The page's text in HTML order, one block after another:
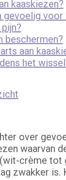
kaaskiezen?
gevoelig voor
beschermen?
aan
het
over
waarvan
crème tot
zwakker